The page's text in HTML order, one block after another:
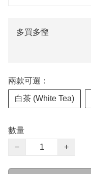
多買多慳
兩款可選：
白茶 (White Tea)
數量
−
+